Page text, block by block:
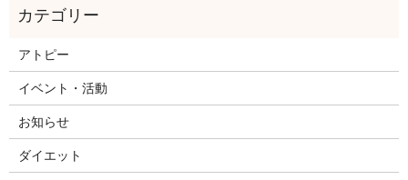
アトピー
イベント・活動
お知らせ
ダイエット